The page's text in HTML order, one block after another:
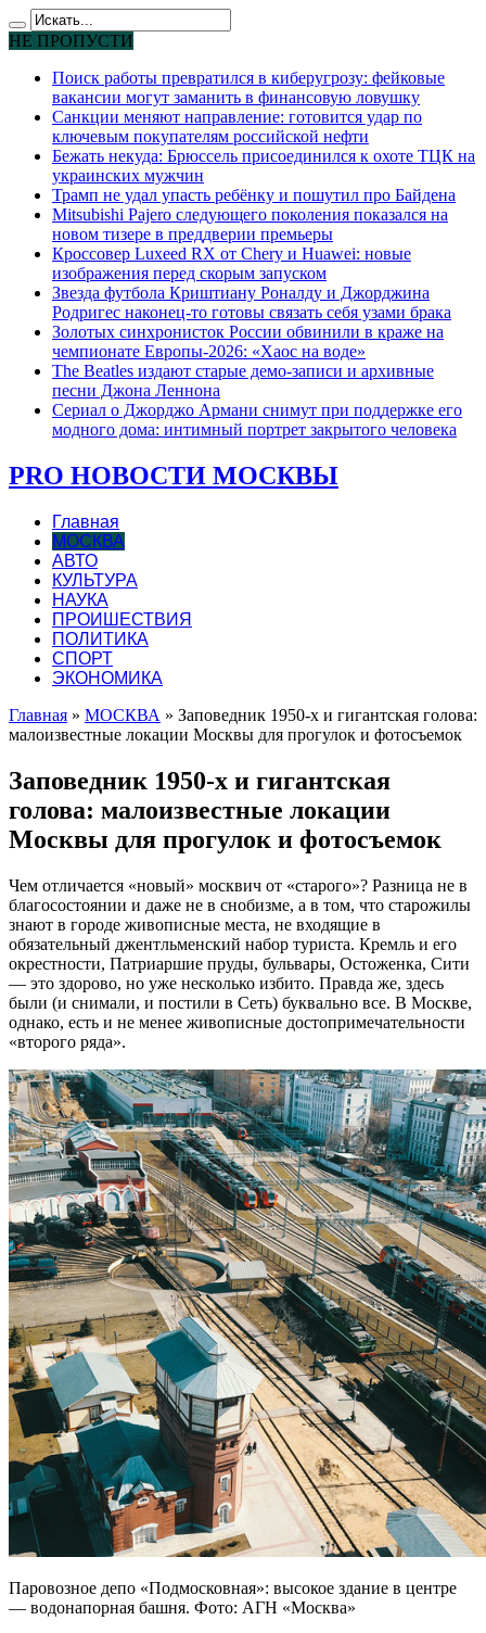
НЕ ПРОПУСТИ
Поиск работы превратился в киберугрозу: фейковые
вакансии могут заманить в финансовую ловушку
Санкции меняют направление: готовится удар по
ключевым покупателям российской нефти
Бежать некуда: Брюссель присоединился к охоте ТЦК на
украинских мужчин
Трамп не удал упасть ребёнку и пошутил про Байдена
Mitsubishi Pajero следующего поколения показался на
новом тизере в преддверии премьеры
Кроссовер Luxeed RX от Chery и Huawei: новые
изображения перед скорым запуском
Звезда футбола Криштиану Роналду и Джорджина
Родригес наконец-то готовы связать себя узами брака
Золотых синхронисток России обвинили в краже на
чемпионате Европы-2026: «Хаос на воде»
The Beatles издают старые демо-записи и архивные
песни Джона Леннона
Сериал о Джорджо Армани снимут при поддержке его
модного дома: интимный портрет закрытого человека
PRO НОВОСТИ МОСКВЫ
Главная
МОСКВА
АВТО
КУЛЬТУРА
НАУКА
ПРОИШЕСТВИЯ
ПОЛИТИКА
СПОРТ
ЭКОНОМИКА
Главная » МОСКВА » Заповедник 1950-х и гигантская голова:
малоизвестные локации Москвы для прогулок и фотосъемок
Заповедник 1950-х и гигантская
голова: малоизвестные локации
Москвы для прогулок и фотосъемок
Чем отличается «новый» москвич от «старого»? Разница не в
благосостоянии и даже не в снобизме, а в том, что старожилы
знают в городе живописные места, не входящие в
обязательный джентльменский набор туриста. Кремль и его
окрестности, Патриаршие пруды, бульвары, Остоженка, Сити
— это здорово, но уже несколько избито. Правда же, здесь
были (и снимали, и постили в Сеть) буквально все. В Москве,
однако, есть и не менее живописные достопримечательности
«второго ряда».
Паровозное депо «Подмосковная»: высокое здание в центре
— водонапорная башня. Фото: АГН «Москва»